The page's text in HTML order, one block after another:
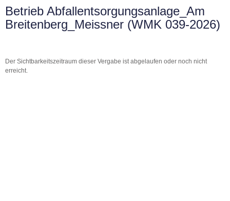
Betrieb Abfallentsorgungsanlage_Am
Breitenberg_Meissner (WMK 039-2026)
Der Sichtbarkeitszeitraum dieser Vergabe ist abgelaufen oder noch nicht
erreicht.